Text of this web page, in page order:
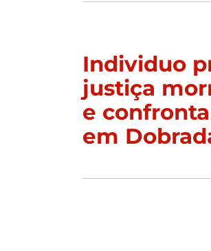
Individuo
justiça
e
em